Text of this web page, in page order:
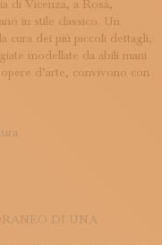
di Vicenza, a Rosà,
in stile classico. Un
cura dei più piccoli dettagli,
modellate da abili mani
d’arte, convivono con
DI UNA